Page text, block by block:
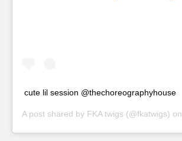
cute lil session @thechoreographyhouse
A post shared by FKA twigs (@fkatwigs) on